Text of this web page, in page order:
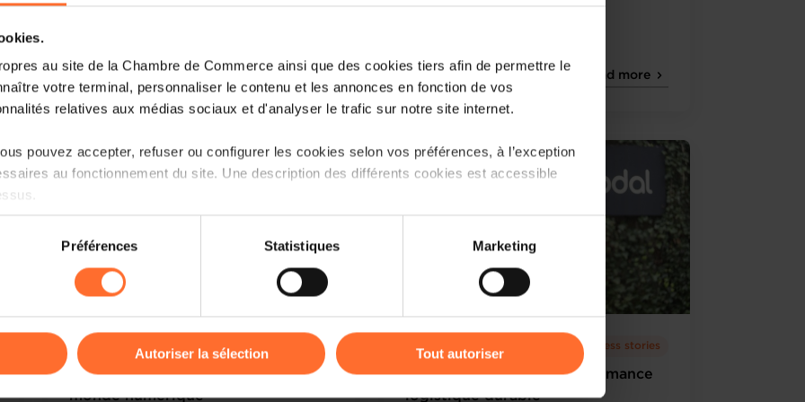
au site de la Chambre de Commerce ainsi que des cookies tiers afin de permettre le
votre terminal, personnaliser le contenu et les annonces en fonction de vos
relatives aux médias sociaux et d'analyser le trafic sur notre site internet.
pouvez accepter, refuser ou configurer les cookies selon vos préférences, à l’exception
au fonctionnement du site. Une description des différents cookies est accessible
sur le site et certaines fonctionnalités (ex : lecture de vidéos, partage sur les réseaux
ou des cookies non nécessaires.
Préférences Statistiques Marketing
Autoriser la sélection Tout autoriser
le jeu!
commence!
Read more
29.03.2024 Success stories
LuxConnect - Places fortes du
monde numérique
Success stories
CFL Multimodal - La performance
logistique durable